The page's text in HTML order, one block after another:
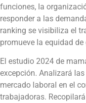
funciones, la
responder a las
ranking se visibiliza el
promueve la equidad
El estudio 2024 de
excepción. Analizará
mercado laboral en el
trabajadoras.